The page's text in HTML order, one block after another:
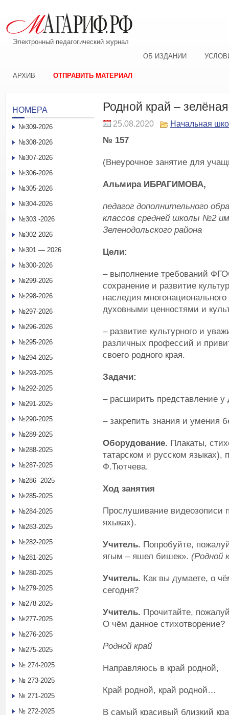
Электронный педагогический журнал
ОБ ИЗДАНИИ
АРХИВ ОТПРАВИТЬ МАТЕРИАЛ
Родной край –
25.08.2020 Начальная
№ 157
(Внеурочное занятие для
Альмира ИБРАГИМОВА,
педагог дополнительного
классов средней школы №2
Зеленодольского района
Цели:
– выполнение требований
сохранение и развитие
наследия
духовными ценностями и
– развитие культурного и
различных профессий и
своего родного края.
Задачи:
– расширить представление
– закрепить знания и умения
Оборудование. Плакаты,
татарском и русском языках),
Ф.Тютчева.
Ход занятия
Прослушивание видеозописи
яхыках).
Учитель. Попробуйте,
ягым – яшел бишек». (Родной
Учитель. Как вы думаете, о
сегодня?
Учитель. Прочитайте,
О чём данное стихотворение?
Родной край
Направляюсь в край родной,
Край родной, край родной…
В самый красивый близкий
НОМЕРА
№309-2026
№308-2026
№307-2026
№306-2026
№305-2026
№304-2026
№303 -2026
№302-2026
№301 — 2026
№300-2026
№299-2026
№298-2026
№297-2026
№296-2026
№295-2026
№294-2025
№293-2025
№292-2025
№291-2025
№290-2025
№289-2025
№288-2025
№287-2025
№286 -2025
№285-2025
№284-2025
№283-2025
№282-2025
№281-2025
№280-2025
№279-2025
№278-2025
№277-2025
№276-2025
№275-2025
№ 274-2025
№ 273-2025
№ 271-2025
№ 272-2025